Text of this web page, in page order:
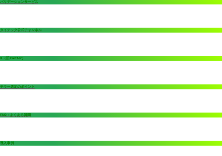
バリデーションサービス
タイテック公式チャンネル
X（旧Twitter）
チラー選定のポイント
FAQ：よくある質問
導入事例